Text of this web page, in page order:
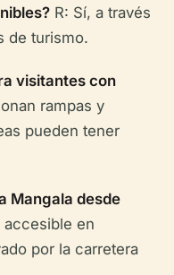
R: Sí, a través
de turismo.
visitantes con
rampas y
pueden tener
Mangala desde
accesible en
por la carretera